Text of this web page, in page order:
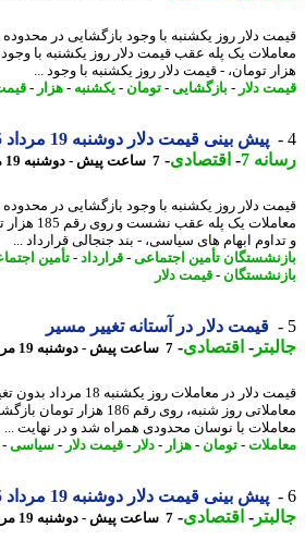
تومان، - قیمت دلار روز یکشنبه با وجود ...
دلار-بازگشایی-تومان-یکشنبه-هزار - قیمت-
پیش بینی قیمت دلار دوشنبه 19 مرداد 1405
7
-اقتصادی-7 ساعت پیش - دوشنبه 19 مرداد 1405، 00:15
معاملات یک پله عقب
ابهام های سیاسی، - بند جنجالی قرارداد ...
تأمین اجتماعی-قرارداد -تأمین اجتماعی-
-قیمت دلار
قیمت دلار در آستانه تغییر مسیر
-اقتصادی-7 ساعت پیش - دوشنبه 19 مرداد 1405، 00:07
قیمت دلار در معاملات روز یکشنبه
معاملاتی روز شنبه، روی رقم 186
با نوسان محدودی همراه شد و در نهایت ...
-تومان-هزار - دلار-قیمت دلار-سیاسی-
پیش بینی قیمت دلار دوشنبه 19 مرداد 1405
-اقتصادی-7 ساعت پیش - دوشنبه 19 مرداد 1405، 00:07